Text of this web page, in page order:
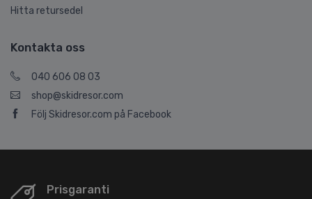
Hitta retursedel
Kontakta oss
040 606 08 03
shop@skidresor.com
Följ Skidresor.com på Facebook
Prisgaranti